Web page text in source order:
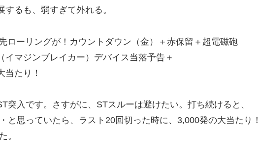
るも、弱すぎて外れる。
ローリングが！カウントダウン（金）＋赤保留＋超電磁砲
イマジンブレイカー）デバイス当落予告＋
たり！
突入です。さすがに、STスルーは避けたい。打ち続けると、
と思っていたら、ラスト20回切った時に、3,000発の大当たり！
。